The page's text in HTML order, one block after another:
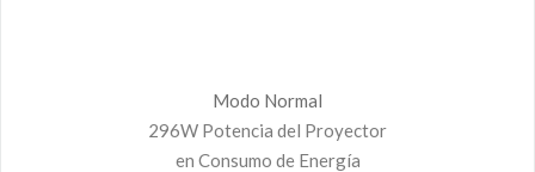
Modo Normal
296W Potencia del Proyector
en Consumo de Energía